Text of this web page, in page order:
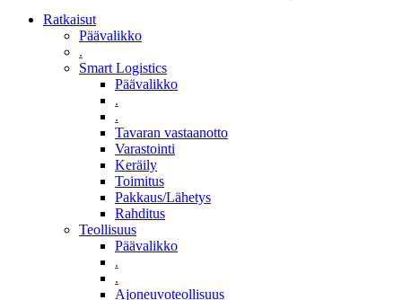
Ratkaisut
Päävalikko
.
Smart Logistics
Päävalikko
.
.
Tavaran vastaanotto
Varastointi
Keräily
Toimitus
Pakkaus/Lähetys
Rahditus
Teollisuus
Päävalikko
.
.
Ajoneuvoteollisuus